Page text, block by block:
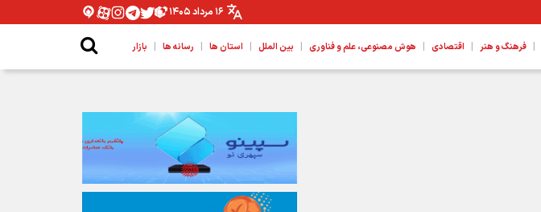
۱۶ مرداد ۱۴۰۵
| فرهنگ و هنر | اقتصادی | هوش مصنوعی، علم و فناوری | بین الملل | استان ها | رسانه ها | بازار